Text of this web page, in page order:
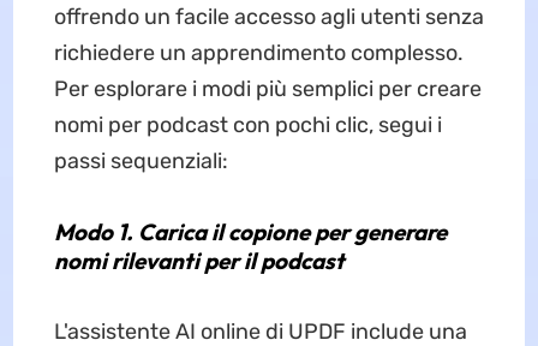
offrendo un facile accesso agli utenti senza
richiedere un apprendimento complesso.
Per esplorare i modi più semplici per creare
nomi per podcast con pochi clic, segui i
passi sequenziali:
Modo 1. Carica il copione per generare
nomi rilevanti per il podcast
L'assistente AI online di UPDF include una